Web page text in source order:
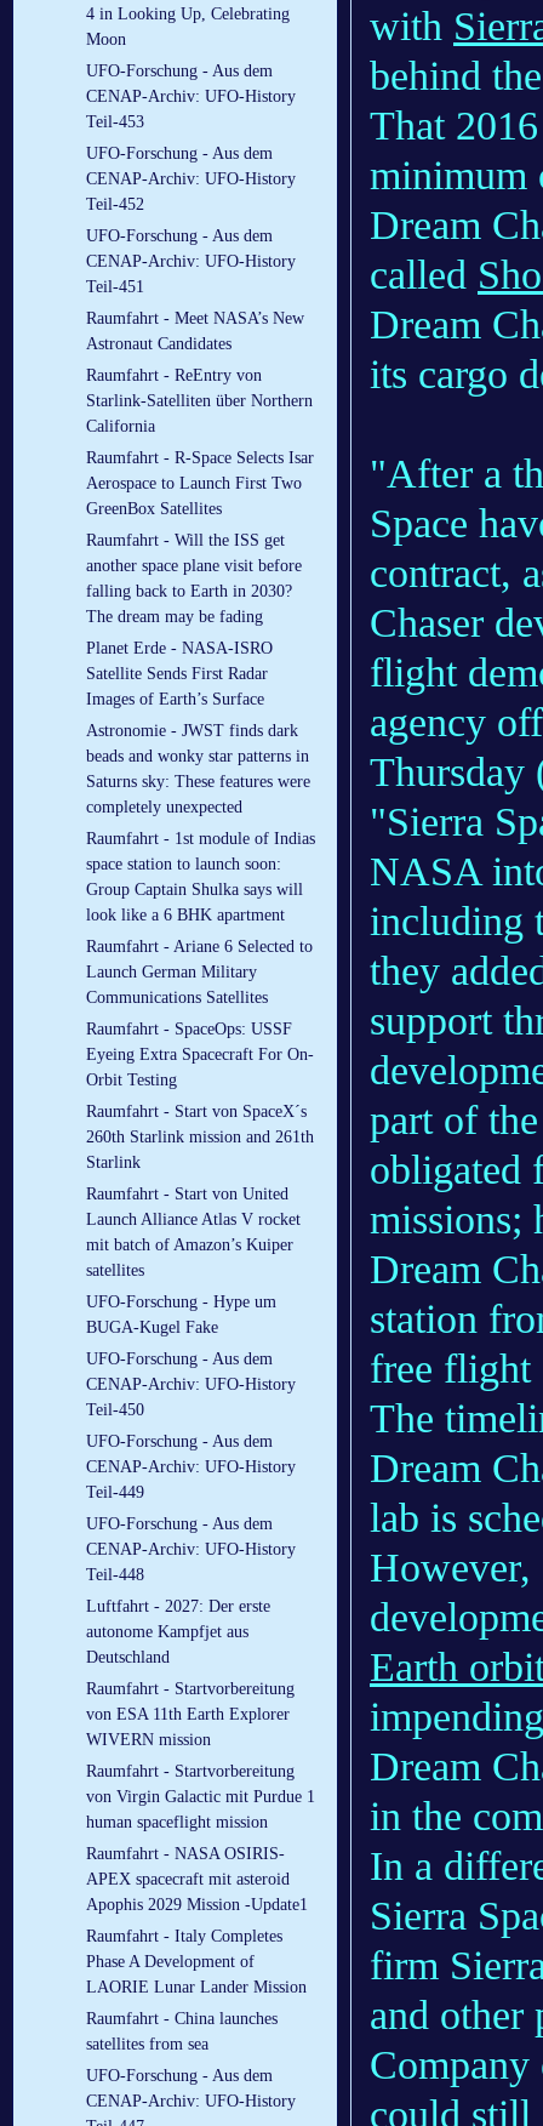
4 in Looking Up, Celebrating
Moon
UFO-Forschung - Aus dem
CENAP-Archiv: UFO-History
Teil-453
UFO-Forschung - Aus dem
CENAP-Archiv: UFO-History
Teil-452
UFO-Forschung - Aus dem
CENAP-Archiv: UFO-History
Teil-451
Raumfahrt - Meet NASA’s New
Astronaut Candidates
Raumfahrt - ReEntry von
Starlink-Satelliten über Northern
California
Raumfahrt - R-Space Selects Isar
Aerospace to Launch First Two
GreenBox Satellites
Raumfahrt - Will the ISS get
another space plane visit before
falling back to Earth in 2030?
The dream may be fading
Planet Erde - NASA-ISRO
Satellite Sends First Radar
Images of Earth’s Surface
Astronomie - JWST finds dark
beads and wonky star patterns in
Saturns sky: These features were
completely unexpected
Raumfahrt - 1st module of Indias
space station to launch soon:
Group Captain Shulka says will
look like a 6 BHK apartment
Raumfahrt - Ariane 6 Selected to
Launch German Military
Communications Satellites
Raumfahrt - SpaceOps: USSF
Eyeing Extra Spacecraft For On-
Orbit Testing
Raumfahrt - Start von SpaceX´s
260th Starlink mission and 261th
Starlink
Raumfahrt - Start von United
Launch Alliance Atlas V rocket
mit batch of Amazon’s Kuiper
satellites
UFO-Forschung - Hype um
BUGA-Kugel Fake
UFO-Forschung - Aus dem
CENAP-Archiv: UFO-History
Teil-450
UFO-Forschung - Aus dem
CENAP-Archiv: UFO-History
Teil-449
UFO-Forschung - Aus dem
CENAP-Archiv: UFO-History
Teil-448
Luftfahrt - 2027: Der erste
autonome Kampfjet aus
Deutschland
Raumfahrt - Startvorbereitung
von ESA 11th Earth Explorer
WIVERN mission
Raumfahrt - Startvorbereitung
von Virgin Galactic mit Purdue 1
human spaceflight mission
Raumfahrt - NASA OSIRIS-
APEX spacecraft mit asteroid
Apophis 2029 Mission -Update1
Raumfahrt - Italy Completes
Phase A Development of
LAORIE Lunar Lander Mission
Raumfahrt - China launches
satellites from sea
UFO-Forschung - Aus dem
CENAP-Archiv: UFO-History
with
behind
That
minimum
Dream
called
Dream
its cargo
"After a
Space
contract,
Chaser
flight
agency
Thursday
"Sierra
NASA
including
they
support
part of
obligated
missions;
Dream
station
free flight
The
Dream
lab is
However,
Earth
Dream
in the
In a
Sierra
firm
and other
Company
could still